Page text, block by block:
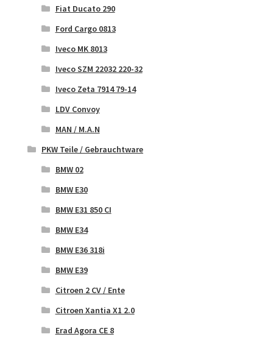
Fiat Ducato 290
Ford Cargo 0813
Iveco MK 8013
Iveco SZM 22032 220-32
Iveco Zeta 7914 79-14
LDV Convoy
MAN / M.A.N
PKW Teile / Gebrauchtware
BMW 02
BMW E30
BMW E31 850 CI
BMW E34
BMW E36 318i
BMW E39
Citroen 2 CV / Ente
Citroen Xantia X1 2.0
Erad Agora CE 8